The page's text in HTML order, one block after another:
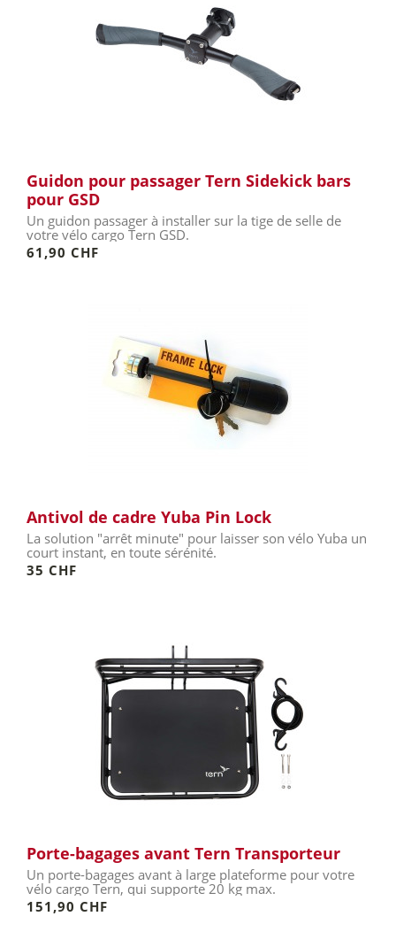
Guidon pour passager Tern Sidekick bars
pour GSD
Un guidon passager à installer sur la tige de selle de
votre vélo cargo Tern GSD.
61,90 CHF
Antivol de cadre Yuba Pin Lock
La solution "arrêt minute" pour laisser son vélo Yuba un
court instant, en toute sérénité.
35 CHF
Porte-bagages avant Tern Transporteur
Un porte-bagages avant à large plateforme pour votre
vélo cargo Tern, qui supporte 20 kg max.
151,90 CHF